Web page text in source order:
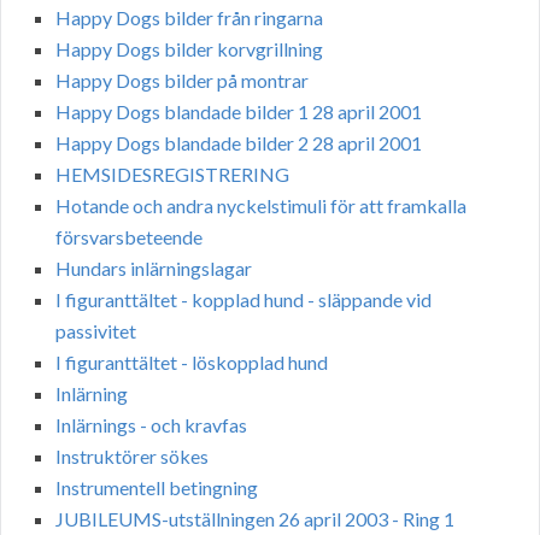
Happy Dogs bilder från ringarna
Happy Dogs bilder korvgrillning
Happy Dogs bilder på montrar
Happy Dogs blandade bilder 1 28 april 2001
Happy Dogs blandade bilder 2 28 april 2001
HEMSIDESREGISTRERING
Hotande och andra nyckelstimuli för att framkalla
försvarsbeteende
Hundars inlärningslagar
I figuranttältet - kopplad hund - släppande vid
passivitet
I figuranttältet - löskopplad hund
Inlärning
Inlärnings - och kravfas
Instruktörer sökes
Instrumentell betingning
JUBILEUMS-utställningen 26 april 2003 - Ring 1